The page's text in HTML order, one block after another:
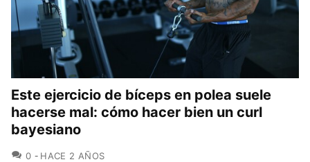
Este ejercicio de bíceps en polea suele
hacerse mal: cómo hacer bien un curl
bayesiano
0 COMENTARIOS
HACE 2 AÑOS